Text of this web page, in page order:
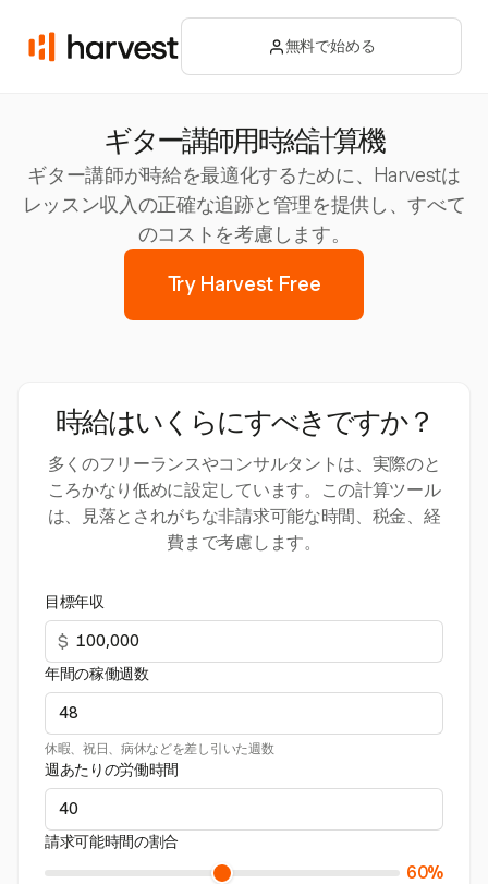
無料で始める
ギター講師用時給計算機
ギター講師が時給を最適化するために、Harvestは
レッスン収入の正確な追跡と管理を提供し、すべて
のコストを考慮します。
Try Harvest Free
時給はいくらにすべきですか？
多くのフリーランスやコンサルタントは、実際のと
ころかなり低めに設定しています。この計算ツール
は、見落とされがちな非請求可能な時間、税金、経
費まで考慮します。
目標年収
$
年間の稼働週数
休暇、祝日、病休などを差し引いた週数
週あたりの労働時間
請求可能時間の割合
60%